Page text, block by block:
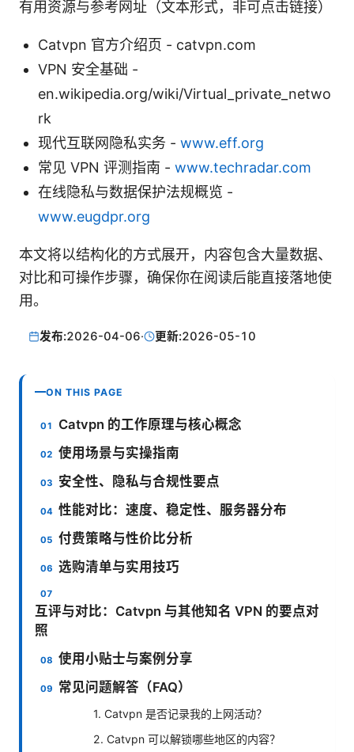
有用资源与参考网址（文本形式，非可点击链接）
Catvpn 官方介绍页 - catvpn.com
VPN 安全基础 -
en.wikipedia.org/wiki/Virtual_private_netwo
rk
现代互联网隐私实务 - www.eff.org
常见 VPN 评测指南 - www.techradar.com
在线隐私与数据保护法规概览 -
www.eugdpr.org
本文将以结构化的方式展开，内容包含大量数据、
对比和可操作步骤，确保你在阅读后能直接落地使
用。
发布:2026-04-06· 更新:2026-05-10
ON THIS PAGE
Catvpn 的工作原理与核心概念
使用场景与实操指南
安全性、隐私与合规性要点
性能对比：速度、稳定性、服务器分布
付费策略与性价比分析
选购清单与实用技巧
互评与对比：Catvpn 与其他知名 VPN 的要点对
照
使用小贴士与案例分享
常见问题解答（FAQ）
1. Catvpn 是否记录我的上网活动？
2. Catvpn 可以解锁哪些地区的内容？